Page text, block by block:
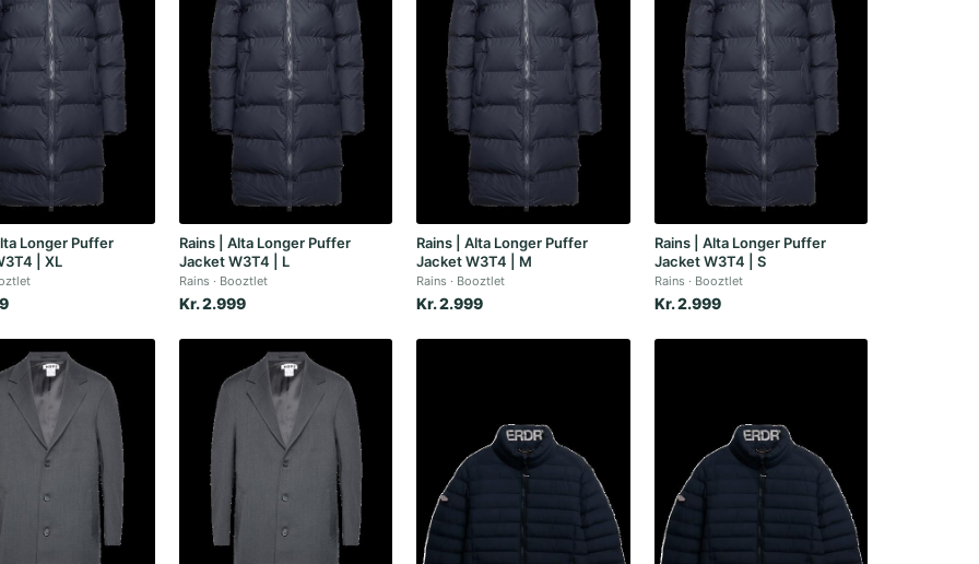
Longer Puffer
| XL
Rains | Alta Longer Puffer
Jacket W3T4 | L
Rains Booztlet
Kr. 2.999
Rains | Alta Longer Puffer
Jacket W3T4 | M
Rains Booztlet
Kr. 2.999
Rains | Alta Longer Puffer
Jacket W3T4 | S
Rains Booztlet
Kr. 2.999